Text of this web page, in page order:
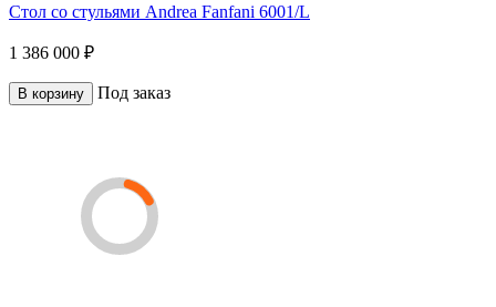
Стол со стульями Andrea Fanfani 6001/L
1 386 000 ₽
В корзину Под заказ